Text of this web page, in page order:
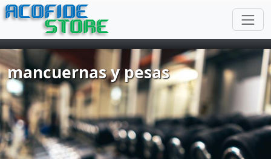
ACOFIDE
STORE
mancuernas y pesas